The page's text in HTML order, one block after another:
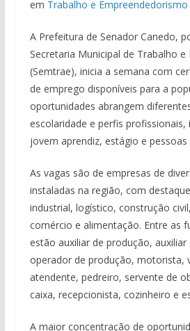
em Trabalho e Empreendedorismo
A Prefeitura de Senador Canedo,
Secretaria Municipal de Trabalho
(Semtrae), inicia a semana com
de emprego disponíveis para a
oportunidades abrangem
escolaridade e perfis profissionais,
jovem aprendiz, estágio e
As vagas são de empresas de
instaladas na região, com
industrial, logístico, construção
comércio e alimentação. Entre as
estão auxiliar de produção, auxiliar
operador de produção, motorista,
atendente, pedreiro, servente de
caixa, recepcionista, cozinheiro e
A maior concentração de